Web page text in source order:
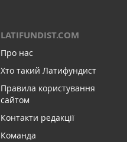
LATIFUNDIST.COM
Про нас
Хто такий Латифундист
Правила користування
сайтом
Контакти редакції
Команда